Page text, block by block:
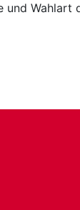
und Wahlart